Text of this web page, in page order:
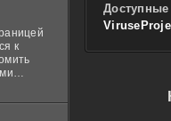
Доступные
в
к